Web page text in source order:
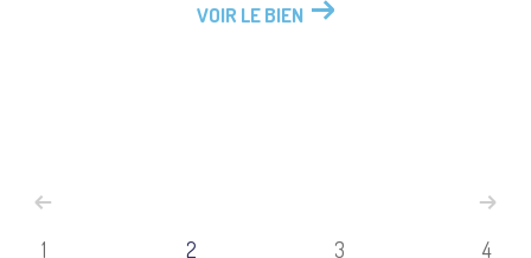
VOIR LE BIEN
1 2 3 4